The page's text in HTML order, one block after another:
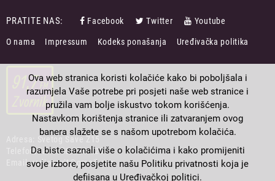
PRATITE NAS: Facebook Twitter Youtube
FOOTER
MENU
O nama Impressum Kodeks ponašanja Uređivačka politika
Telefon/Fax: 056/230-223
Email: radioosvit@gmail.com
Ova web stranica koristi kolačiće kako bi poboljšala i
razumjela Vaše potrebe pri posjeti naše web stranice i
pružila vam bolje iskustvo tokom korišćenja.
Nastavkom korištenja stranice ili zatvaranjem ovog
banera slažete se s našom upotrebom kolačića.
Da biste saznali više o kolačićima i kako promijeniti
svoje izbore, posjetite našu Politiku privatnosti koja je
defiisana u Uređivačkoj politici.